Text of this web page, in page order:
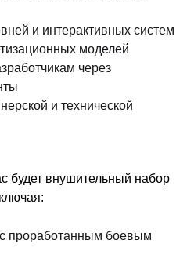
и интерактивных систем
моделей
через
и технической
будет внушительный набор
проработанным боевым